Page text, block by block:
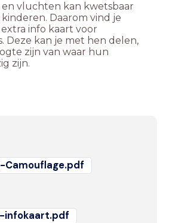
vluchten kan kwetsbaar
Daarom vind je
info kaart voor
Deze kan je met hen delen,
zijn van waar hun
zijn.
Camouflage.pdf
infokaart.pdf